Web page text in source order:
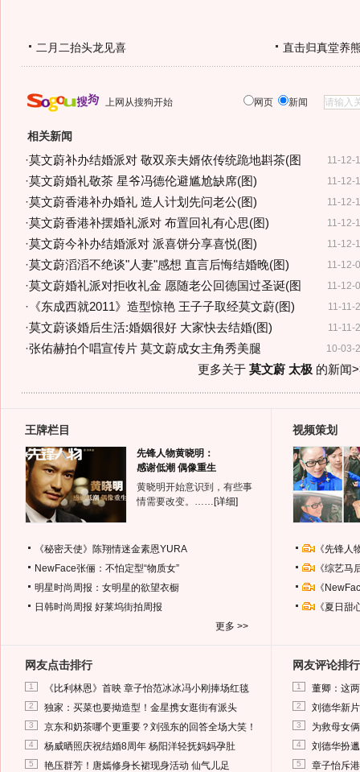
二月二抬头龙见喜 直击归真堂养
上网从搜狗开始 网页 新闻
相关新闻
11-12-
·莫文蔚补办结婚派对 敬双亲夫婿依传统跪地斟茶(图
11-12-
·莫文蔚婚礼敬茶 星爷冯德伦避尴尬缺席(图)
11-12-
·莫文蔚香港补办婚礼 造人计划先问老公(图)
11-12-
·莫文蔚香港补摆婚礼派对 布置回礼有心思(图)
11-12-
·莫文蔚今补办结婚派对 派喜饼分享喜悦(图)
11-12-
·莫文蔚滔滔不绝谈"人妻"感想 直言后悔结婚晚(图)
11-12-
·莫文蔚婚礼派对拒收礼金 愿随老公回德国过圣诞(图
11-11-
· 《东成西就2011》造型惊艳 王子子取经莫文蔚(图)
11-11-
·莫文蔚谈婚后生活:婚姻很好 大家快去结婚(图)
10-03-
·张佑赫拍个唱宣传片 莫文蔚成女主角秀美腿
更多关于 莫文蔚 太极的新闻
王牌栏目
先锋人物黄晓明：
感谢低潮 偶像重生
黄晓明开始意识到，有些事
情需要改变。…… [详细]
《秘密天使》陈翔情迷金素恩YURA
NewFace张俪：不怕定型“物质女”
明星时尚周报：女明星的欲望衣橱
日韩时尚周报 好莱坞街拍周报
更多 >>
视频策划
《先锋
《综艺
《
《夏日
网友点击排行
1 《比利林恩》首映 章子怡范冰冰冯小刚捧场红毯
2 独家：买菜也要拗造型！金星携女逛街有派头
3 京东和奶茶哪个更重要？刘强东的回答全场大笑！
4 杨威晒照庆祝结婚8周年 杨阳洋轻抚妈妈孕肚
5 艳压群芳！唐嫣修身长裙现身活动 仙气儿足
网友评论排行
1 董卿：这
2 刘德华新
3 为救母女
4 刘德华扮
5 章子怡斥